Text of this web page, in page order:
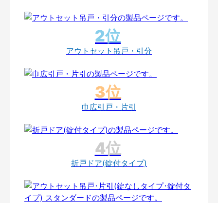
アウトセット吊戸・引分
巾広引戸・片引
折戸ドア(錠付タイプ)